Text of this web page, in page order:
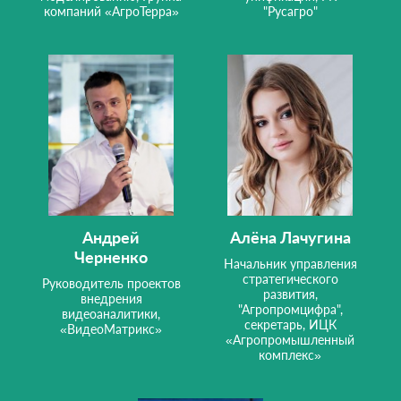
компаний «АгроТерра»
"Русагро"
Андрей
Черненко
Руководитель проектов
внедрения
видеоаналитики,
«ВидеоМатрикс»
Алёна Лачугина
Начальник управления
стратегического
развития,
"Агропромцифра",
секретарь, ИЦК
«Агропромышленный
комплекс»